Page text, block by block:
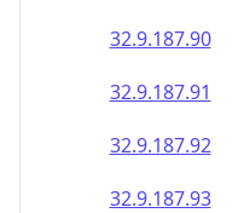
32.9.187.90
32.9.187.91
32.9.187.92
32.9.187.93